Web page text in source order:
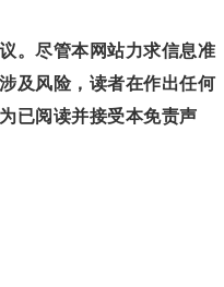
。尽管本网站力求信息准
及风险，读者在作出任何
已阅读并接受本免责声